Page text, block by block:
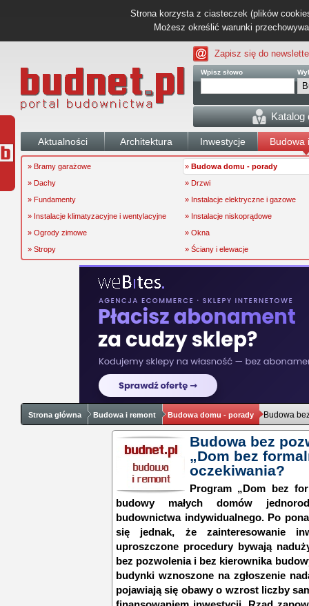
Strona korzysta z ciasteczek (plików
Możesz określić warunki
Zapisz się do
Wpisz słowo
Katalog
Aktualności Architektura Inwestycje Budowa
» Bramy garażowe » Budowa domu - porady
» Dachy
» Drzwi
» Fundamenty
» Instalacje elektryczne i gazowe
» Instalacje klimatyzacyjne i wentylacyjne
» Instalacje niskoprądowe
» Ogrody zimowe
» Okna
» Stropy
» Ściany i elewacje
Strona główna Budowa i remont Budowa domu - porady Budowa
Budowa bez
„Dom bez
oczekiwania?
Program „Dom bez
budowy małych domów
budownictwa indywidualnego. Po
się jednak, że zainteresowanie
uproszczone procedury bywają
bez pozwolenia i bez kierownika
budynki wznoszone na zgłoszenie
pojawiają się obawy o wzrost liczby